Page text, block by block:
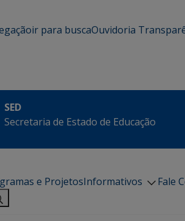
ir para buscaOuvidoria
SED
Secretaria de Estado de Educação
e ProjetosInformativos Fale